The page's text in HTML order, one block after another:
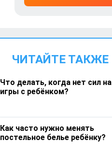
ЧИТАЙТЕ ТАКЖЕ
Что делать, когда нет сил на
игры с ребёнком?
Как часто нужно менять
постельное белье ребёнку?